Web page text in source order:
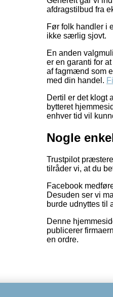
afdragstilbud fra
Før folk handler i
ikke særlig sjovt.
En anden
er en garanti for
af fagmænd som
med din handel.
Dertil er det klogt
bytteret
enhver tid vil
Nogle
Trustpilot
tilråder vi, at du
Facebook
Desuden ser vi
burde udnyttes til
Denne
publicerer
en ordre.